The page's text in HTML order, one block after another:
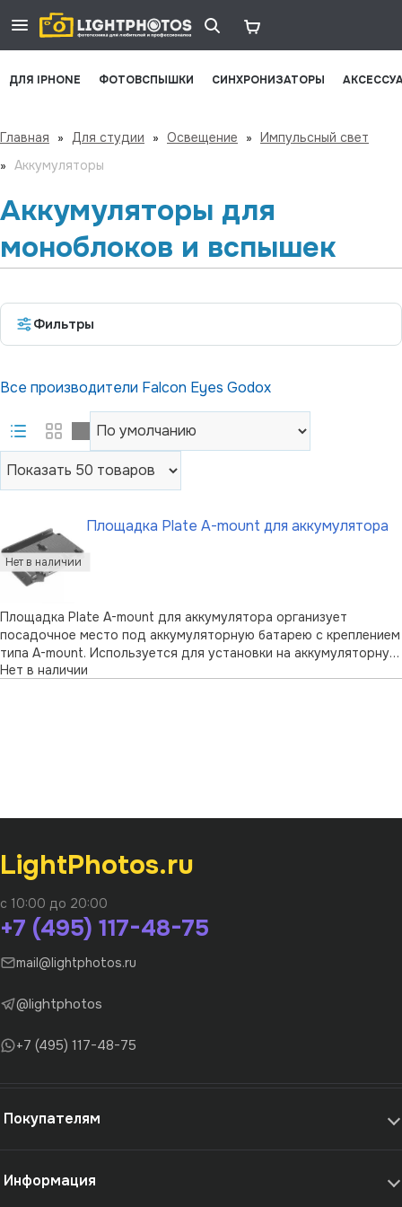
ДЛЯ IPHONE ФОТОВСПЫШКИ СИНХРОНИЗАТОРЫ
Главная » Для студии » Освещение » Импульсный свет
» Аккумуляторы
Аккумуляторы для
моноблоков и вспышек
Фильтры
Все производители Falcon Eyes Godox
Площадка Plate A-mount для аккумулятора
Площадка Plate A-mount для аккумулятора организует
посадочное место под аккумуляторную батарею с креплением
типа A-mount. Используется для установки на аккумуляторную
площадку рига. Через порт на торцевой части можно
Нет в наличии
LightPhotos.ru
с 10:00 до 20:00
+7 (495) 117-48-75
mail@lightphotos.ru
@lightphotos
+7 (495) 117-48-75
Покупателям
Информация